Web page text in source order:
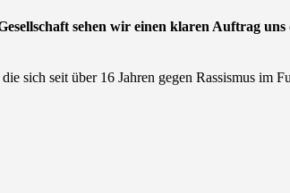
sehen wir einen klaren Auftrag uns
sich seit über 16 Jahren gegen Rassismus im